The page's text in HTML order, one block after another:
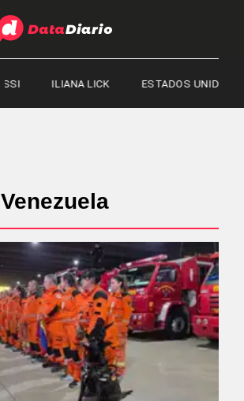
ILIANA LICK ESTADOS UNIDOS
Venezuela